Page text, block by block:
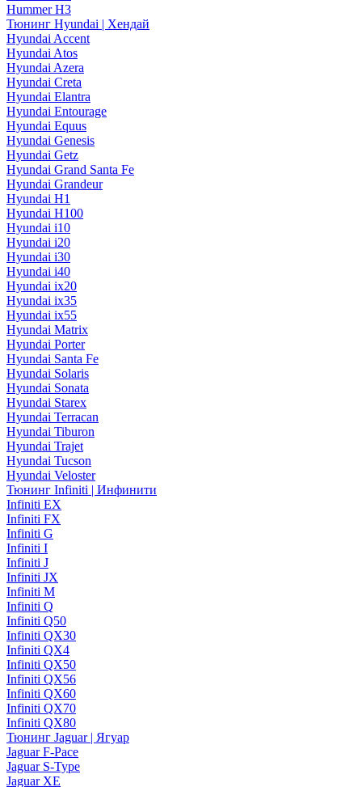
Hummer H3
Тюнинг Hyundai | Хендай
Hyundai Accent
Hyundai Atos
Hyundai Azera
Hyundai Creta
Hyundai Elantra
Hyundai Entourage
Hyundai Equus
Hyundai Genesis
Hyundai Getz
Hyundai Grand Santa Fe
Hyundai Grandeur
Hyundai H1
Hyundai H100
Hyundai i10
Hyundai i20
Hyundai i30
Hyundai i40
Hyundai ix20
Hyundai ix35
Hyundai ix55
Hyundai Matrix
Hyundai Porter
Hyundai Santa Fe
Hyundai Solaris
Hyundai Sonata
Hyundai Starex
Hyundai Terracan
Hyundai Tiburon
Hyundai Trajet
Hyundai Tucson
Hyundai Veloster
Тюнинг Infiniti | Инфинити
Infiniti EX
Infiniti FX
Infiniti G
Infiniti I
Infiniti J
Infiniti JX
Infiniti M
Infiniti Q
Infiniti Q50
Infiniti QX30
Infiniti QX4
Infiniti QX50
Infiniti QX56
Infiniti QX60
Infiniti QX70
Infiniti QX80
Тюнинг Jaguar | Ягуар
Jaguar F-Pace
Jaguar S-Type
Jaguar XE